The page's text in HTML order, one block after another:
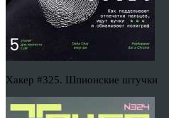
Хакер #325. Шпионские штучки